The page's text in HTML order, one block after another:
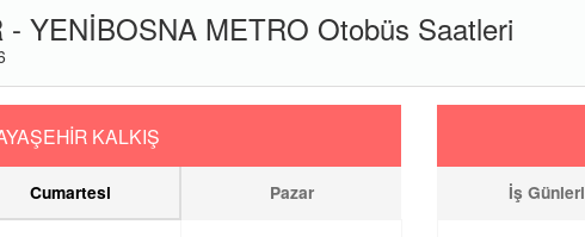
- YENİBOSNA METRO Otobüs Saatleri
KALKIŞ
Cumartesi Pazar İş Günleri